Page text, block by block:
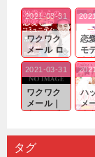
ワクワク
メール ロ
グイン pc
｜心の底
から真
剣...
2021-03-31
恋
モ
老
問
ず
ワクワク
メール｜
り会った
人に軽...
2021-03-31
ハ
メ
す
タグ